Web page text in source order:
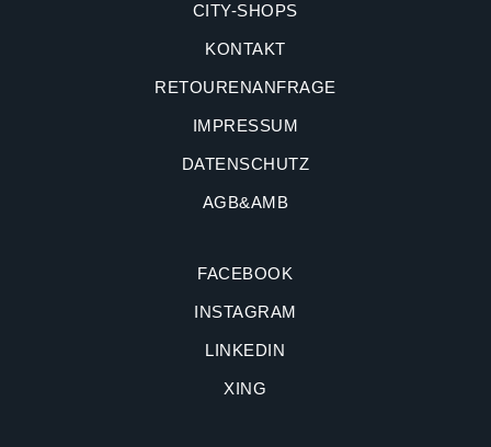
CITY-SHOPS
KONTAKT
RETOURENANFRAGE
IMPRESSUM
DATENSCHUTZ
AGB&AMB
FACEBOOK
INSTAGRAM
LINKEDIN
XING